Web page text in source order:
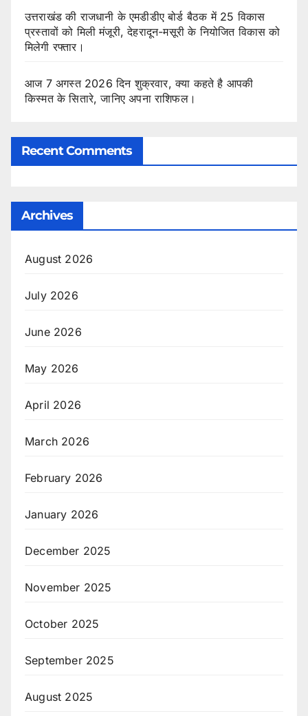
उत्तराखंड की राजधानी के एमडीडीए बोर्ड बैठक में 25 विकास
प्रस्तावों को मिली मंजूरी, देहरादून-मसूरी के नियोजित विकास को
मिलेगी रफ्तार।
आज 7 अगस्त 2026 दिन शुक्रवार, क्या कहते है आपकी
किस्मत के सितारे, जानिए अपना राशिफल।
Recent Comments
Archives
August 2026
July 2026
June 2026
May 2026
April 2026
March 2026
February 2026
January 2026
December 2025
November 2025
October 2025
September 2025
August 2025